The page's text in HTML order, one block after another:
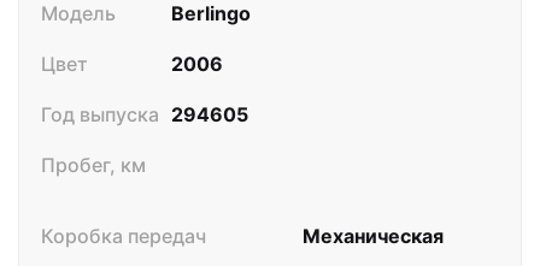
Модель
Цвет
Год выпуска
Пробег, км
Berlingo
2006
294605
Коробка передач Механическая